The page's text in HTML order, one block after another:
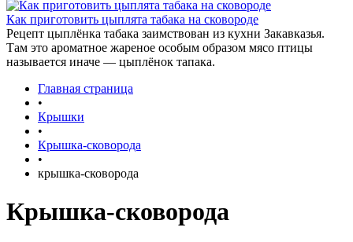
Как приготовить цыплята табака на сковороде
Рецепт цыплёнка табака заимствован из кухни Закавказья.
Там это ароматное жареное особым образом мясо птицы
называется иначе — цыплёнок тапака.
Главная страница
•
Крышки
•
Крышка-сковорода
•
крышка-сковорода
Крышка-сковорода